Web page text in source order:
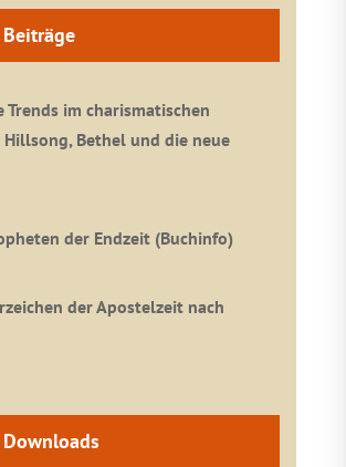
Trends im charismatischen
Hillsong, Bethel und die neue
der Endzeit (Buchinfo)
der Apostelzeit nach